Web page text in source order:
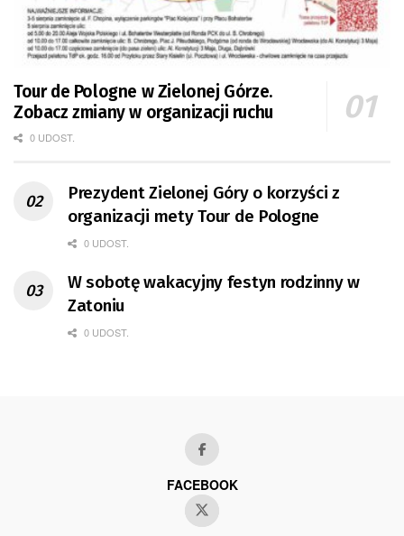
Tour de Pologne w Zielonej Górze.
Zobacz zmiany w organizacji ruchu
0 UDOST.
Prezydent Zielonej Góry o korzyści z
organizacji mety Tour de Pologne
0 UDOST.
W sobotę wakacyjny festyn rodzinny w
Zatoniu
0 UDOST.
FACEBOOK